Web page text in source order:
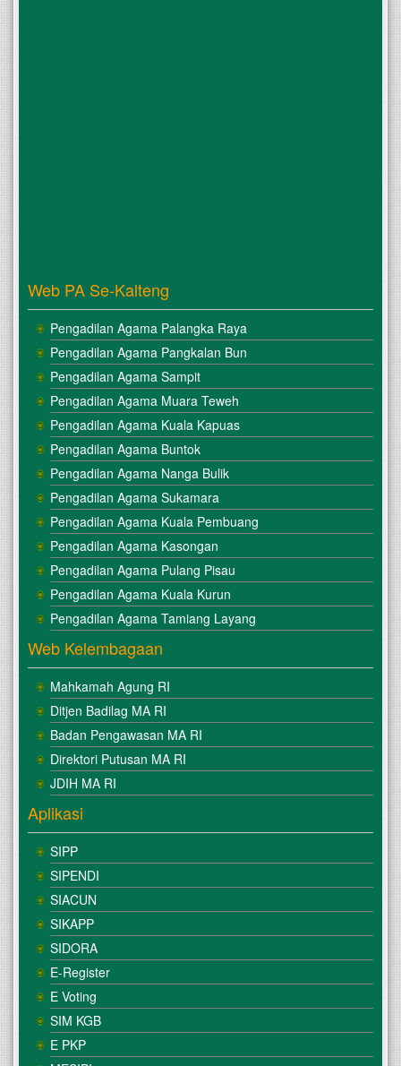
Web PA Se-Kalteng
Pengadilan Agama Palangka Raya
Pengadilan Agama Pangkalan Bun
Pengadilan Agama Sampit
Pengadilan Agama Muara Teweh
Pengadilan Agama Kuala Kapuas
Pengadilan Agama Buntok
Pengadilan Agama Nanga Bulik
Pengadilan Agama Sukamara
Pengadilan Agama Kuala Pembuang
Pengadilan Agama Kasongan
Pengadilan Agama Pulang Pisau
Pengadilan Agama Kuala Kurun
Pengadilan Agama Tamiang Layang
Web Kelembagaan
Mahkamah Agung RI
Ditjen Badilag MA RI
Badan Pengawasan MA RI
Direktori Putusan MA RI
JDIH MA RI
Aplikasi
SIPP
SIPENDI
SIACUN
SIKAPP
SIDORA
E-Register
E Voting
SIM KGB
E PKP